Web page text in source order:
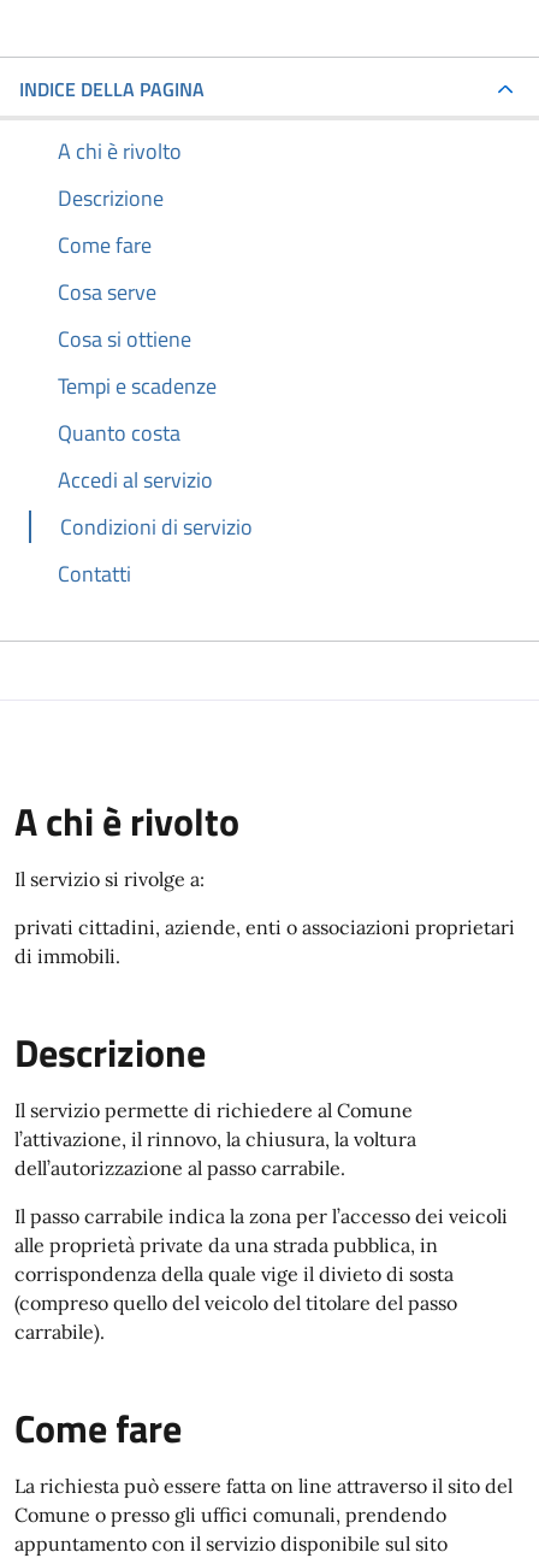
INDICE DELLA PAGINA
A chi è rivolto
Descrizione
Come fare
Cosa serve
Cosa si ottiene
Tempi e scadenze
Quanto costa
Accedi al servizio
Condizioni di servizio
Contatti
A chi è rivolto
Il servizio si rivolge a:
privati cittadini, aziende, enti o associazioni proprietari
di immobili.
Descrizione
Il servizio permette di richiedere al Comune
l’attivazione, il rinnovo, la chiusura, la voltura
dell’autorizzazione al passo carrabile.
Il passo carrabile indica la zona per l’accesso dei veicoli
alle proprietà private da una strada pubblica, in
corrispondenza della quale vige il divieto di sosta
(compreso quello del veicolo del titolare del passo
carrabile).
Come fare
La richiesta può essere fatta on line attraverso il sito del
Comune o presso gli uffici comunali, prendendo
appuntamento con il servizio disponibile sul sito